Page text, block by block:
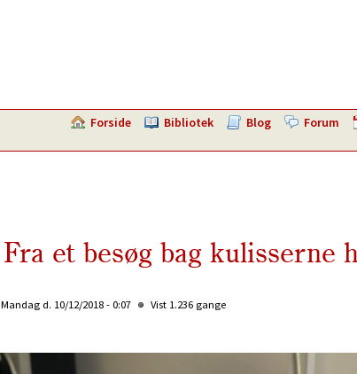
Forside Bibliotek Blog Forum
Fra et besøg bag kulisserne
Mandag d. 10/12/2018 - 0:07 Vist 1.236 gange